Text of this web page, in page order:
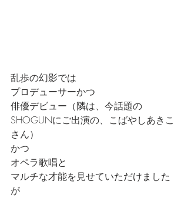
乱歩の幻影では
プロデューサーかつ
俳優デビュー（隣は、今話題の
SHOGUNにご出演の、こばやしあきこ
さん）
かつ
オペラ歌唱と
マルチな才能を見せていただけました
が